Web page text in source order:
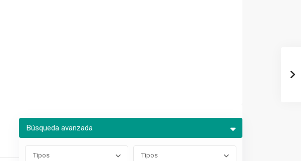
Búsqueda avanzada
Tipos Tipos